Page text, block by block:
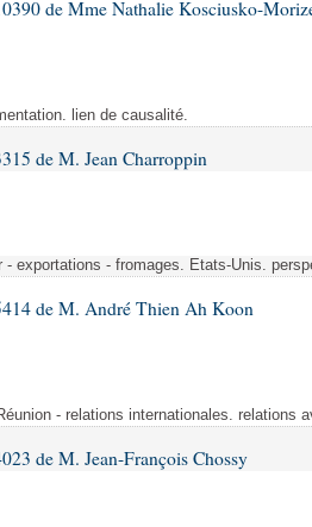
de Mme Nathalie Kosciusko-
lien de causalité.
de M. Jean Charroppin
- exportations - fromages. Etats-Unis.
de M. André Thien Ah Koon
- relations internationales. relations
de M. Jean-François Chossy